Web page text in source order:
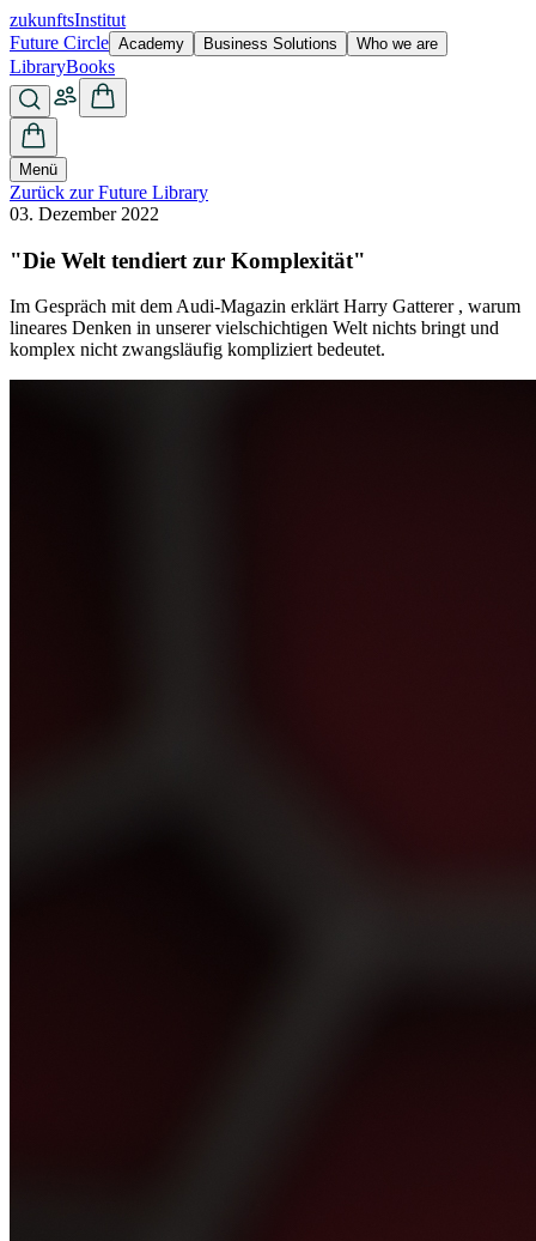
zukunftsInstitut
Future Circle Academy Business Solutions Who we are
LibraryBooks
Menü
Zurück zur Future Library
03. Dezember 2022
"Die Welt tendiert zur Komplexität"
Im Gespräch mit dem Audi-Magazin erklärt Harry Gatterer , warum
lineares Denken in unserer vielschichtigen Welt nichts bringt und
komplex nicht zwangsläufig kompliziert bedeutet.